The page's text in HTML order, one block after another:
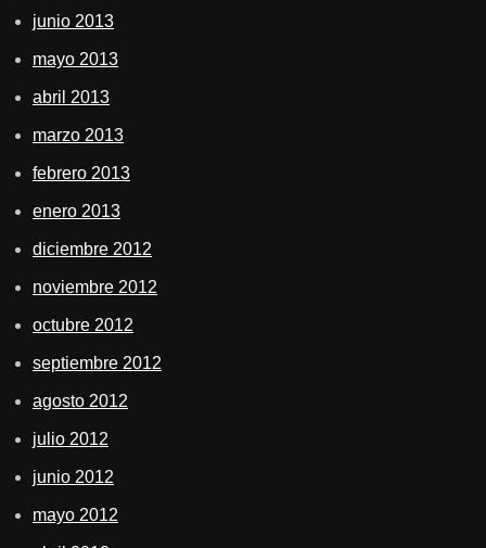
junio 2013
mayo 2013
abril 2013
marzo 2013
febrero 2013
enero 2013
diciembre 2012
noviembre 2012
octubre 2012
septiembre 2012
agosto 2012
julio 2012
junio 2012
mayo 2012